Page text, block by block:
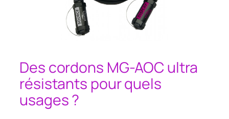
Des cordons MG-AOC ultra
résistants pour quels
usages ?